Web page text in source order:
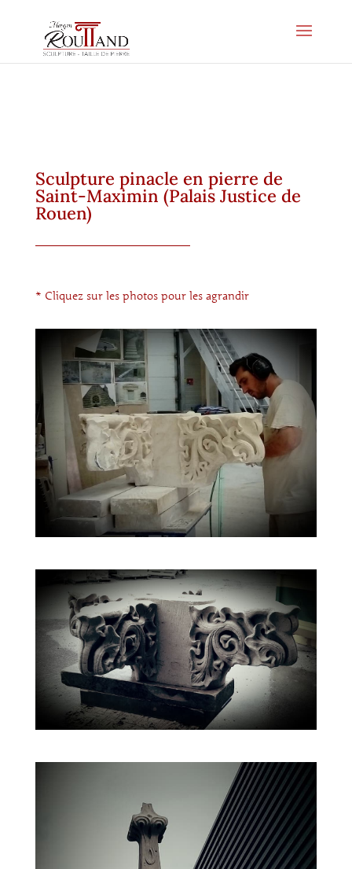
Sculpture pinacle en pierre de
Saint-Maximin (Palais Justice de
Rouen)
* Cliquez sur les photos pour les agrandir